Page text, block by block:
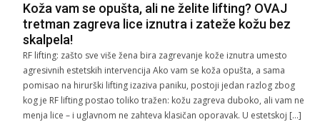
Koža vam se opušta, ali ne želite lifting? OVAJ
tretman zagreva lice iznutra i zateže kožu bez
skalpela!
RF lifting: zašto sve više žena bira zagrevanje kože iznutra umesto
agresivnih estetskih intervencija Ako vam se koža opušta, a sama
pomisao na hirurški lifting izaziva paniku, postoji jedan razlog zbog
kog je RF lifting postao toliko tražen: kožu zagreva duboko, ali vam ne
menja lice – i uglavnom ne zahteva klasičan oporavak. U estetskoj […]